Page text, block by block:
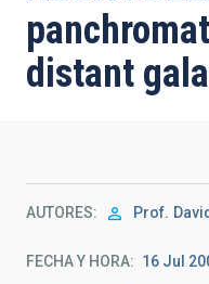
ayuda
a
distant
AUTORES Prof.
FECHA Y HORA 16 Jul